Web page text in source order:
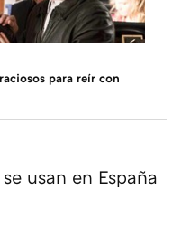
para reír con
usan en España